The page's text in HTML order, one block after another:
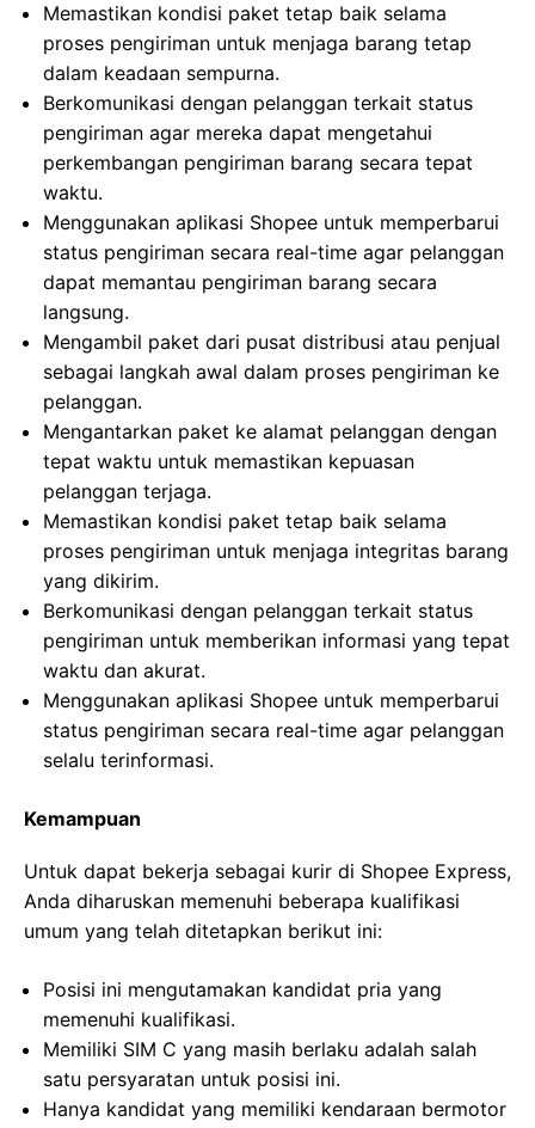
Memastikan kondisi paket tetap baik selama
proses pengiriman untuk menjaga barang tetap
dalam keadaan sempurna.
Berkomunikasi dengan pelanggan terkait status
pengiriman agar mereka dapat mengetahui
perkembangan pengiriman barang secara tepat
waktu.
Menggunakan aplikasi Shopee untuk memperbarui
status pengiriman secara real-time agar pelanggan
dapat memantau pengiriman barang secara
langsung.
Mengambil paket dari pusat distribusi atau penjual
sebagai langkah awal dalam proses pengiriman ke
pelanggan.
Mengantarkan paket ke alamat pelanggan dengan
tepat waktu untuk memastikan kepuasan
pelanggan terjaga.
Memastikan kondisi paket tetap baik selama
proses pengiriman untuk menjaga integritas barang
yang dikirim.
Berkomunikasi dengan pelanggan terkait status
pengiriman untuk memberikan informasi yang tepat
waktu dan akurat.
Menggunakan aplikasi Shopee untuk memperbarui
status pengiriman secara real-time agar pelanggan
selalu terinformasi.
Kemampuan
Untuk dapat bekerja sebagai kurir di Shopee Express,
Anda diharuskan memenuhi beberapa kualifikasi
umum yang telah ditetapkan berikut ini:
Posisi ini mengutamakan kandidat pria yang
memenuhi kualifikasi.
Memiliki SIM C yang masih berlaku adalah salah
satu persyaratan untuk posisi ini.
Hanya kandidat yang memiliki kendaraan bermotor